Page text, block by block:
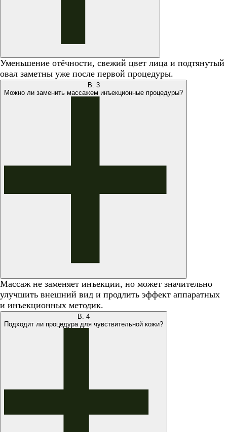
Уменьшение отёчности, свежий цвет лица и подтянутый
овал заметны уже после первой процедуры.
В. 3
Можно ли заменить массажем инъекционные процедуры?
Массаж не заменяет инъекции, но может значительно
улучшить внешний вид и продлить эффект аппаратных
и инъекционных методик.
В. 4
Подходит ли процедура для чувствительной кожи?